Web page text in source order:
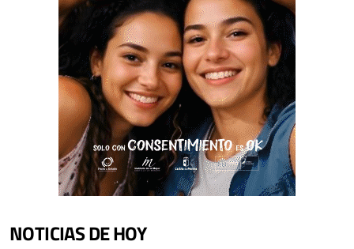
NOTICIAS DE HOY